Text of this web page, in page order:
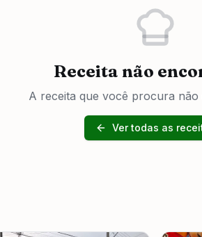
Receita não
A receita que você procura não
Ver todas as